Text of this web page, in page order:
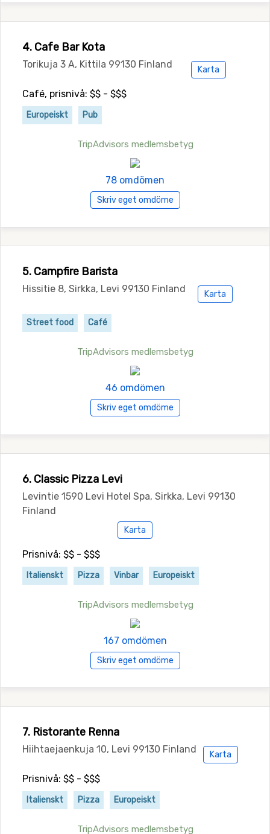
4. Cafe Bar Kota
Torikuja 3 A, Kittila 99130 Finland Karta
Café, prisnivå: $$ - $$$
Europeiskt Pub
TripAdvisors medlemsbetyg
78 omdömen
Skriv eget omdöme
5. Campfire Barista
Hissitie 8, Sirkka, Levi 99130 Finland Karta
Street food Café
TripAdvisors medlemsbetyg
46 omdömen
Skriv eget omdöme
6. Classic Pizza Levi
Levintie 1590 Levi Hotel Spa, Sirkka, Levi 99130
Finland
Karta
Prisnivå: $$ - $$$
Italienskt Pizza Vinbar Europeiskt
TripAdvisors medlemsbetyg
167 omdömen
Skriv eget omdöme
7. Ristorante Renna
Hiihtaejaenkuja 10, Levi 99130 Finland Karta
Prisnivå: $$ - $$$
Italienskt Pizza Europeiskt
TripAdvisors medlemsbetyg